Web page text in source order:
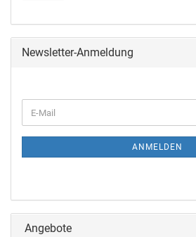
Newsletter-Anmeldung
ANMELDEN
Angebote